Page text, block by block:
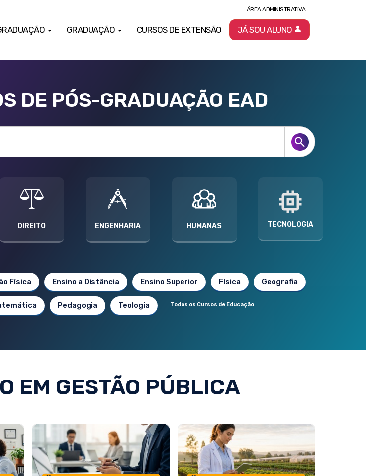
GRADUAÇÃO CURSOS DE EXTENSÃO
ÁREA ADMINISTRATIVA
JÁ SOU ALUNO
DE PÓS-GRADUAÇÃO EAD
DIREITO ENGENHARIA HUMANAS TECNOLOGIA
Física Ensino a Distância Ensino Superior Física Geografia
Pedagogia Teologia Todos os Cursos de Educação
EM GESTÃO PÚBLICA